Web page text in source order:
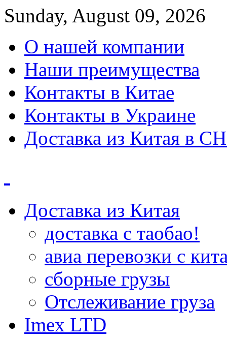
Sunday, August 09, 2026
О нашей компании
Наши преимущества
Контакты в Китае
Контакты в Украине
Доставка из Китая в
Доставка из Китая
доставка с таобао!
авиа перевозки с
сборные грузы
Отслеживание груза
Imex LTD